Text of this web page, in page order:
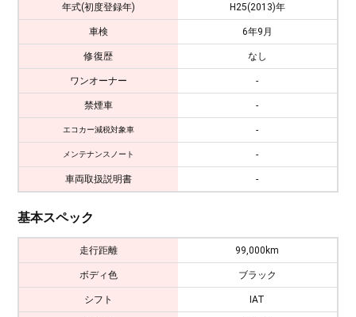
年式(初度登録年) H25(2013)年
車検 6年9月
修復歴 なし
ワンオーナー -
禁煙車 -
エコカー減税対象車 -
メンテナンスノート -
車両取扱説明書 -
基本スペック
走行距離 99,000km
ボディ色 ブラック
シフト IAT